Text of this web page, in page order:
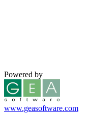
Powered by
www.geasoftware.com